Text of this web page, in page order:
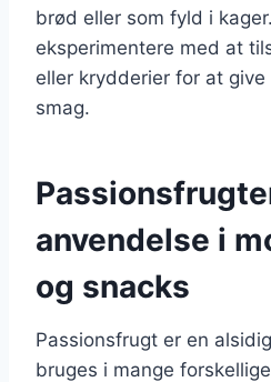
brød eller som fyld i
eksperimentere med at
eller krydderier for at
smag.
anvendelse i
og snacks
Passionsfrugt er en
bruges i mange